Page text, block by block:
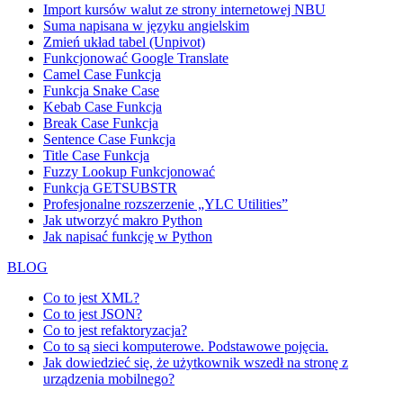
Import kursów walut ze strony internetowej NBU
Suma napisana w języku angielskim
Zmień układ tabel (Unpivot)
Funkcjonować Google Translate
Camel Case Funkcja
Funkcja Snake Case
Kebab Case Funkcja
Break Case Funkcja
Sentence Case Funkcja
Title Case Funkcja
Fuzzy Lookup Funkcjonować
Funkcja GETSUBSTR
Profesjonalne rozszerzenie „YLC Utilities”
Jak utworzyć makro Python
Jak napisać funkcję w Python
BLOG
Co to jest XML?
Co to jest JSON?
Co to jest refaktoryzacja?
Co to są sieci komputerowe. Podstawowe pojęcia.
Jak dowiedzieć się, że użytkownik wszedł na stronę z
urządzenia mobilnego?